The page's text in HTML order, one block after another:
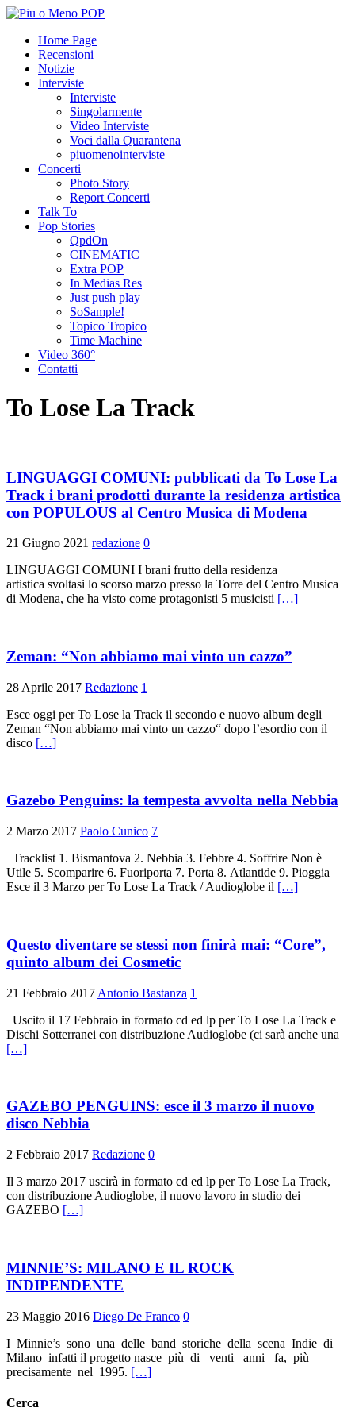
Home Page
Recensioni
Notizie
Interviste
Interviste
Singolarmente
Video Interviste
Voci dalla Quarantena
piuomenointerviste
Concerti
Photo Story
Report Concerti
Talk To
Pop Stories
QpdOn
CINEMATIC
Extra POP
In Medias Res
Just push play
SoSample!
Topico Tropico
Time Machine
Video 360°
Contatti
To Lose La Track
LINGUAGGI COMUNI: pubblicati da To Lose La
Track i brani prodotti durante la residenza artistica
con POPULOUS al Centro Musica di Modena
21 Giugno 2021 redazione 0
LINGUAGGI COMUNI I brani frutto della residenza
artistica svoltasi lo scorso marzo presso la Torre del Centro Musica
di Modena, che ha visto come protagonisti 5 musicisti […]
Zeman: “Non abbiamo mai vinto un cazzo”
28 Aprile 2017 Redazione 1
Esce oggi per To Lose la Track il secondo e nuovo album degli
Zeman “Non abbiamo mai vinto un cazzo“ dopo l’esordio con il
disco […]
Gazebo Penguins: la tempesta avvolta nella Nebbia
2 Marzo 2017 Paolo Cunico 7
Tracklist 1. Bismantova 2. Nebbia 3. Febbre 4. Soffrire Non è
Utile 5. Scomparire 6. Fuoriporta 7. Porta 8. Atlantide 9. Pioggia
Esce il 3 Marzo per To Lose La Track / Audioglobe il […]
Questo diventare se stessi non finirà mai: “Core”,
quinto album dei Cosmetic
21 Febbraio 2017 Antonio Bastanza 1
Uscito il 17 Febbraio in formato cd ed lp per To Lose La Track e
Dischi Sotterranei con distribuzione Audioglobe (ci sarà anche una
[…]
GAZEBO PENGUINS: esce il 3 marzo il nuovo
disco Nebbia
2 Febbraio 2017 Redazione 0
Il 3 marzo 2017 uscirà in formato cd ed lp per To Lose La Track,
con distribuzione Audioglobe, il nuovo lavoro in studio dei
GAZEBO […]
MINNIE’S: MILANO E IL ROCK
INDIPENDENTE
23 Maggio 2016 Diego De Franco 0
I Minnie’s sono una delle band storiche della scena Indie di
Milano infatti il progetto nasce più di venti anni fa, più
precisamente nel 1995. […]
Cerca